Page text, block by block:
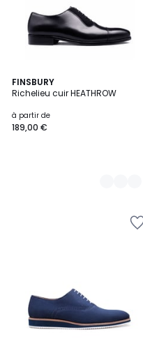
FINSBURY
Richelieu cuir HEATHROW
à partir de
189,00 €
2
Couleurs